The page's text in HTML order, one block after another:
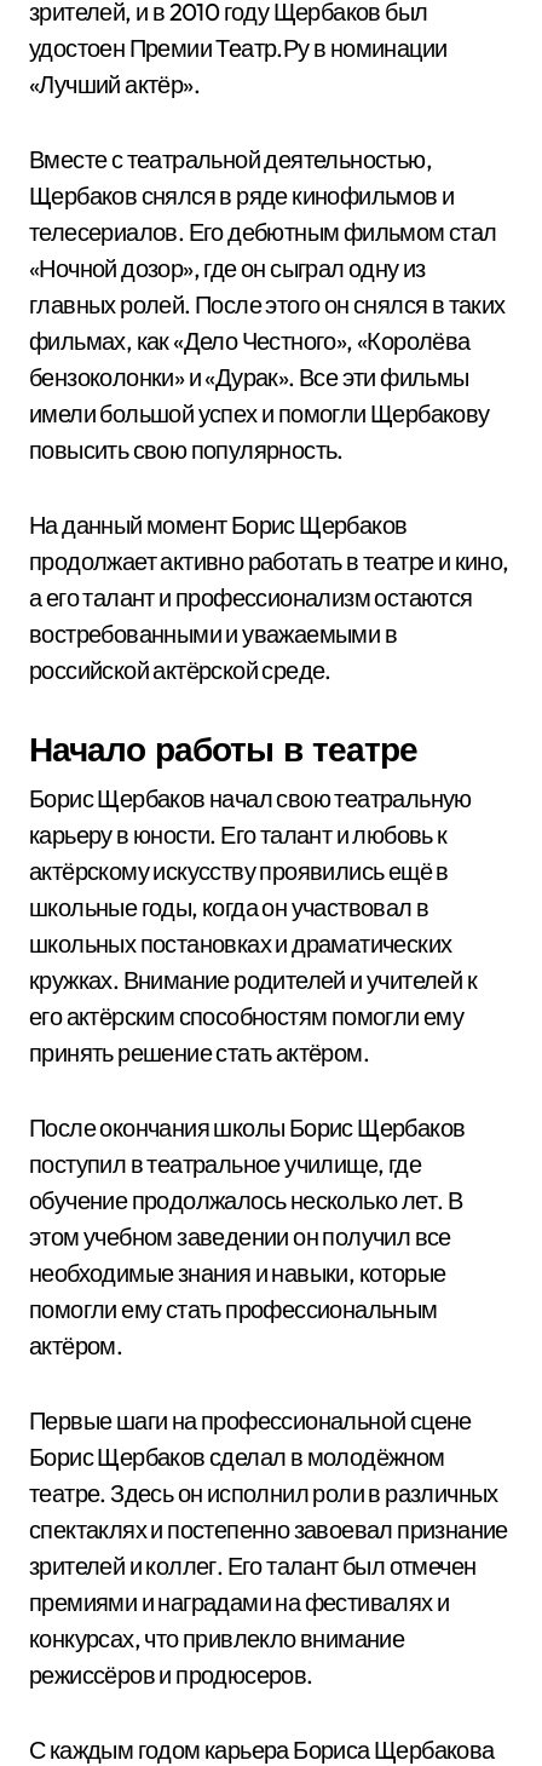
зрителей, и в 2010 году Щербаков был
удостоен Премии Театр.Ру в номинации
«Лучший актёр».
Вместе с театральной деятельностью,
Щербаков снялся в ряде кинофильмов и
телесериалов. Его дебютным фильмом стал
«Ночной дозор», где он сыграл одну из
главных ролей. После этого он снялся в таких
фильмах, как «Дело Честного», «Королёва
бензоколонки» и «Дурак». Все эти фильмы
имели большой успех и помогли Щербакову
повысить свою популярность.
На данный момент Борис Щербаков
продолжает активно работать в театре и кино,
а его талант и профессионализм остаются
востребованными и уважаемыми в
российской актёрской среде.
Начало работы в театре
Борис Щербаков начал свою театральную
карьеру в юности. Его талант и любовь к
актёрскому искусству проявились ещё в
школьные годы, когда он участвовал в
школьных постановках и драматических
кружках. Внимание родителей и учителей к
его актёрским способностям помогли ему
принять решение стать актёром.
После окончания школы Борис Щербаков
поступил в театральное училище, где
обучение продолжалось несколько лет. В
этом учебном заведении он получил все
необходимые знания и навыки, которые
помогли ему стать профессиональным
актёром.
Первые шаги на профессиональной сцене
Борис Щербаков сделал в молодёжном
театре. Здесь он исполнил роли в различных
спектаклях и постепенно завоевал признание
зрителей и коллег. Его талант был отмечен
премиями и наградами на фестивалях и
конкурсах, что привлекло внимание
режиссёров и продюсеров.
С каждым годом карьера Бориса Щербакова